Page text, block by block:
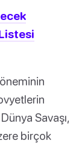
Savaşı,
birçok